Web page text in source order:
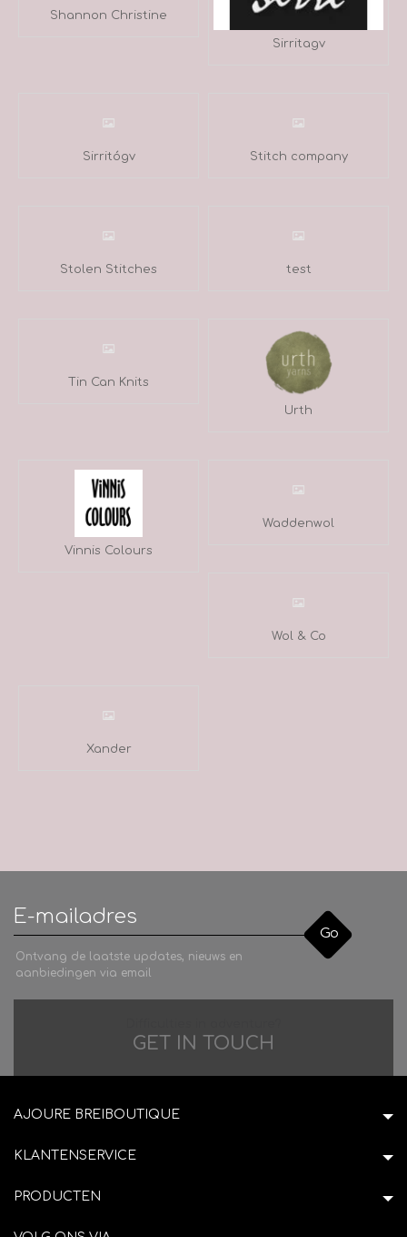
Shannon Christine
Sirritagv
Sirritógv Stitch company
Stolen Stitches test
Tin Can Knits
Urth
Vinnis Colours
Waddenwol
Wol & Co
Xander
Go
Ontvang de laatste updates, nieuws en
aanbiedingen via email
GET IN TOUCH
AJOURE BREIBOUTIQUE
KLANTENSERVICE
PRODUCTEN